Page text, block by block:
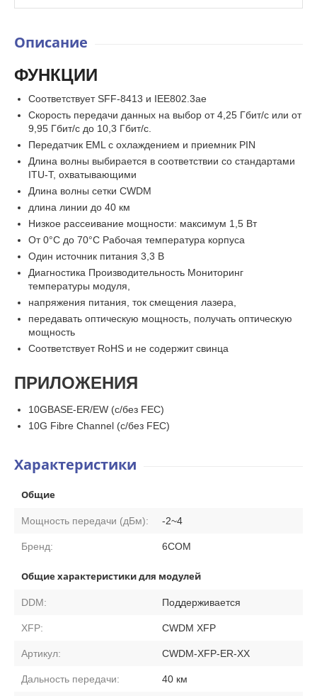
Описание
ФУНКЦИИ
Соответствует SFF-8413 и IEE802.3ae
Скорость передачи данных на выбор от 4,25 Гбит/с или от
9,95 Гбит/с до 10,3 Гбит/с.
Передатчик EML с охлаждением и приемник PIN
Длина волны выбирается в соответствии со стандартами
ITU-T, охватывающими
Длина волны сетки CWDM
длина линии до 40 км
Низкое рассеивание мощности: максимум 1,5 Вт
От 0°C до 70°C Рабочая температура корпуса
Один источник питания 3,3 В
Диагностика Производительность Мониторинг
температуры модуля,
напряжения питания, ток смещения лазера,
передавать оптическую мощность, получать оптическую
мощность
Соответствует RoHS и не содержит свинца
ПРИЛОЖЕНИЯ
10GBASE-ER/EW (с/без FEC)
10G Fibre Channel (с/без FEC)
Характеристики
Общие
Мощность передачи (дБм): -2~4
Бренд: 6COM
Общие характеристики для модулей
DDM: Поддерживается
XFP: CWDM XFP
Артикул: CWDM-XFP-ER-XX
Дальность передачи: 40 км